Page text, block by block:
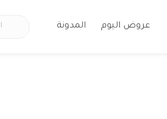
عروض اليوم المدونة